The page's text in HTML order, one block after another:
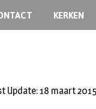
KERKEN
Update: 18 maart